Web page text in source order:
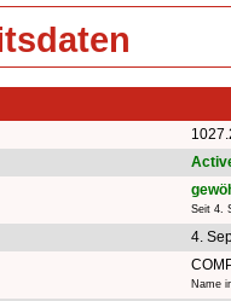
Seit 4.
4.
Name